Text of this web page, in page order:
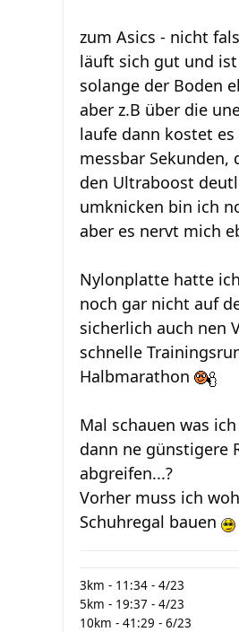
zum Asics - nicht
läuft sich gut und
solange der Boden
aber z.B über die
laufe dann kostet
messbar
den Ultraboost
umknicken bin ich
aber es nervt mich
Nylonplatte hatte
noch gar nicht auf
sicherlich auch nen
schnelle
Halbmarathon
Mal schauen was
dann ne günstigere
abgreifen...?
Vorher muss ich
Schuhregal bauen
3km - 11:34 - 4/23
5km - 19:37 - 4/23
10km - 41:29 - 6/23